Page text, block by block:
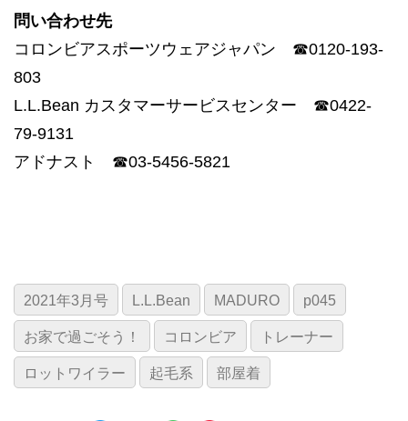
問い合わせ先
コロンビアスポーツウェアジャパン ☎︎0120-193-
803
L.L.Bean カスタマーサービスセンター ☎0422-
79-9131
アドナスト ☎03-5456-5821
2021年3月号 L.L.Bean MADURO p045
お家で過ごそう！ コロンビア トレーナー
ロットワイラー 起毛系 部屋着